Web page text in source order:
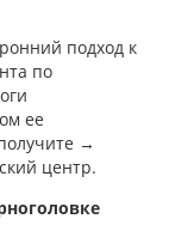
подход к
по
ее
→
центр.